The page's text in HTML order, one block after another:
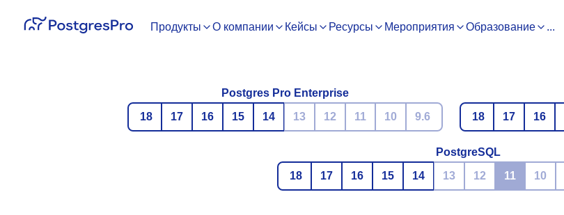
Продукты О компании Кейсы Ресурсы Мероприятия Образование ...
Postgres Pro Enterprise
18
17 16 15 14 13 12 11 10 9.6
18
17 16
PostgreSQL
18
17 16 15 14 13 12 11 10